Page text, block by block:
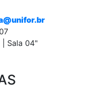
| Sala 04"